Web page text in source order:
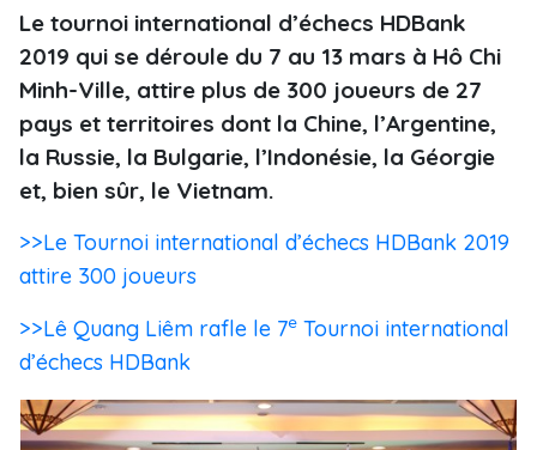
Le tournoi international d’échecs HDBank
2019 qui se déroule du 7 au 13 mars à Hô Chi
Minh-Ville, attire plus de 300 joueurs de 27
pays et territoires dont la Chine, l’Argentine,
la Russie, la Bulgarie, l’Indonésie, la Géorgie
et, bien sûr, le Vietnam.
>>Le Tournoi international d’échecs HDBank 2019
attire 300 joueurs
>>Lê Quang Liêm rafle le 7e Tournoi international
d’échecs HDBank